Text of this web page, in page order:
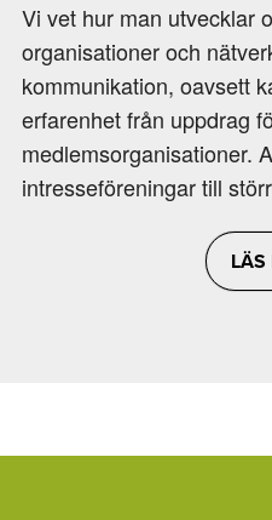
Vi vet hur man utvecklar
organisationer och
kommunikation, oavsett
erfarenhet från uppdrag
medlemsorganisationer.
intresseföreningar till
LÄS